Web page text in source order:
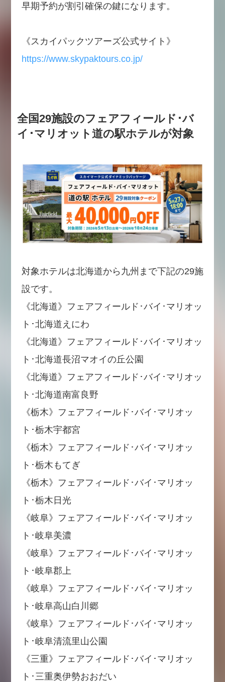
早期予約が割引確保の鍵になります。
《スカイパックツアーズ公式サイト》
https://www.skypaktours.co.jp/
全国29施設のフェアフィールド･バ
イ･マリオット道の駅ホテルが対象
対象ホテルは北海道から九州まで下記の29施
設です。
《北海道》フェアフィールド･バイ･マリオッ
ト･北海道えにわ
《北海道》フェアフィールド･バイ･マリオッ
ト･北海道長沼マオイの丘公園
《北海道》フェアフィールド･バイ･マリオッ
ト･北海道南富良野
《栃木》フェアフィールド･バイ･マリオッ
ト･栃木宇都宮
《栃木》フェアフィールド･バイ･マリオッ
ト･栃木もてぎ
《栃木》フェアフィールド･バイ･マリオッ
ト･栃木日光
《岐阜》フェアフィールド･バイ･マリオッ
ト･岐阜美濃
《岐阜》フェアフィールド･バイ･マリオッ
ト･岐阜郡上
《岐阜》フェアフィールド･バイ･マリオッ
ト･岐阜高山白川郷
《岐阜》フェアフィールド･バイ･マリオッ
ト･岐阜清流里山公園
《三重》フェアフィールド･バイ･マリオッ
ト･三重奥伊勢おおだい